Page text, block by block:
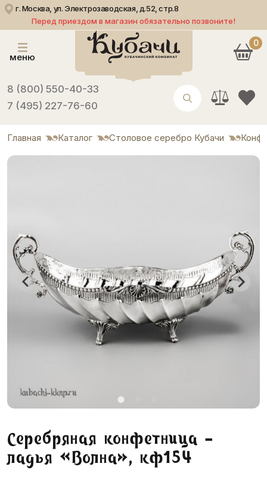
г. Москва, ул. Электрозаводская, д.52, стр.8
Перед приездом в магазин обязательно позвоните!
меню
8 (800) 550-40-33
7 (495) 227-76-60
0
Главная Каталог Столовое серебро Кубачи
Серебряная конфетница -
ладья «Волна», кф154